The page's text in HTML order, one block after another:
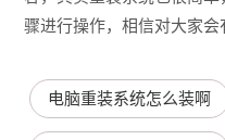
骤进行操作，相信对大家会
电脑重装系统怎么装啊